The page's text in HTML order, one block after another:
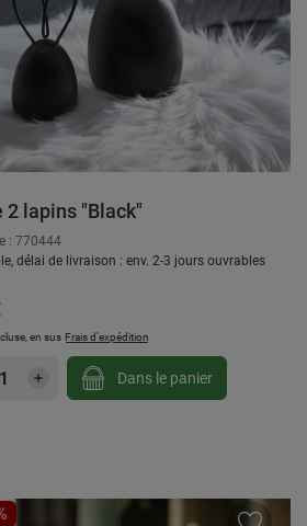
la quantité.
pour augmenter ou
souhaitée ou
2 lapins "Black"
: 770444
délai de livraison : env. 2-3 jours ouvrables
:
en sus Frais d'expédition
de produit : Entrez
Dans le panier